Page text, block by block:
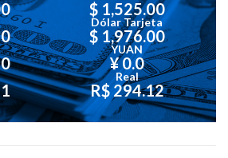
$ 1,525.00
Dólar Tarjeta
$ 1,976.00
YUAN
¥ 0.0
Real
R$ 294.12